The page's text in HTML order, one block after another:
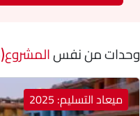
وحدات من نفسالمشروع(46)
ميعاد التسليم: 2025